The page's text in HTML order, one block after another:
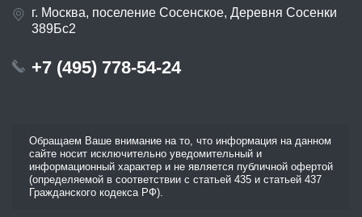
г. Москва, поселение Сосенское, Деревня Сосенки
389Бс2
+7 (495) 778-54-24
Обращаем Ваше внимание на то, что информация на данном
сайте носит исключительно уведомительный и
информационный характер и не является публичной офертой
(определяемой в соответствии с статьей 435 и статьей 437
Гражданского кодекса РФ).